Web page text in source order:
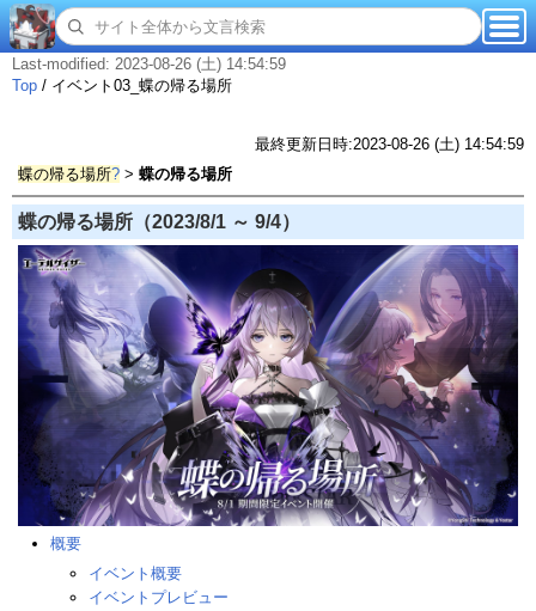
Last-modified: 2023-08-26 (土) 14:54:59
Top / イベント03_蝶の帰る場所
最終更新日時:2023-08-26 (土) 14:54:59
蝶の帰る場所? > 蝶の帰る場所
蝶の帰る場所（2023/8/1 ～ 9/4）
概要
イベント概要
イベントプレビュー